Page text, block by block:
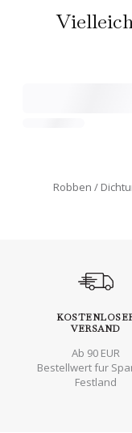
Robben
VERSAND
Ab 90 EUR
Bestellwert fur
Festland